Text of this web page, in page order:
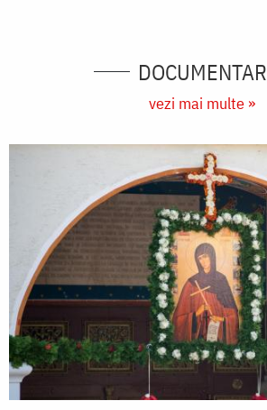
DOCUMENTAR
vezi mai multe »